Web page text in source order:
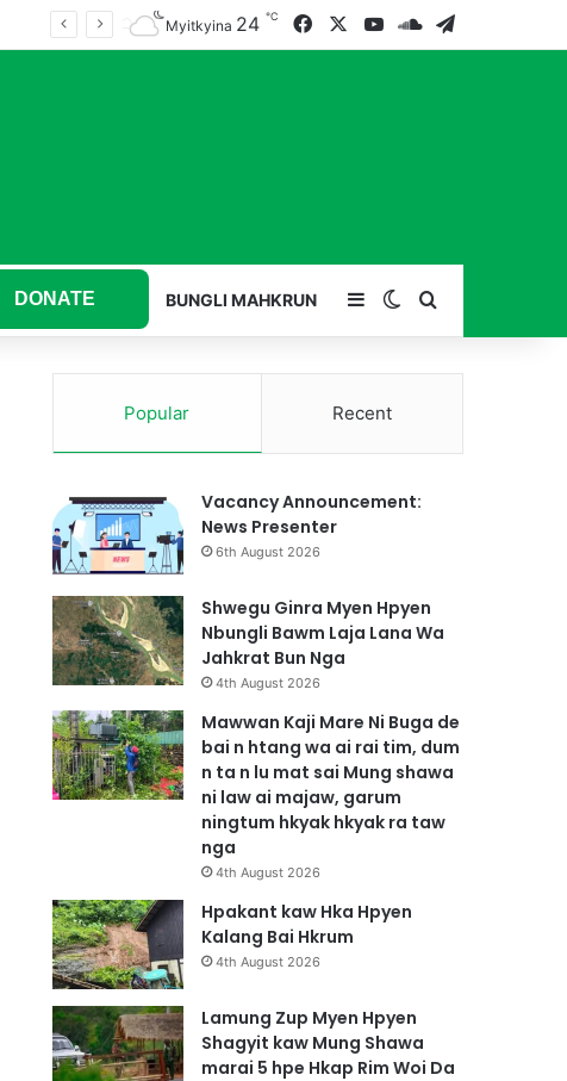
Myitkyina 24 ℃ FacebookYouTube
SoundCloud
DONATE BUNGLI MAHKRUN SidebarSwitch skin
Search for
Popular Recent
Vacancy Announcement:
News Presenter
6th August 2026
Shwegu Ginra Myen Hpyen
Nbungli Bawm Laja Lana Wa
Jahkrat Bun Nga
4th August 2026
Mawwan Kaji Mare Ni Buga de
bai n htang wa ai rai tim, dum
n ta n lu mat sai Mung shawa
ni law ai majaw, garum
ningtum hkyak hkyak ra taw
nga
4th August 2026
Hpakant kaw Hka Hpyen
Kalang Bai Hkrum
4th August 2026
Lamung Zup Myen Hpyen
Shagyit kaw Mung Shawa
marai 5 hpe Hkap Rim Woi Da